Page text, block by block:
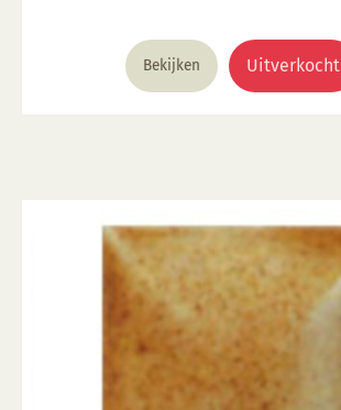
€ 5,63. € 2,48.
Bekijken Uitverkocht